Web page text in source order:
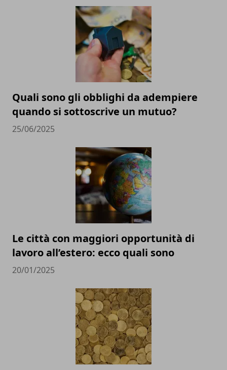
Quali sono gli obblighi da adempiere
quando si sottoscrive un mutuo?
25/06/2025
Le città con maggiori opportunità di
lavoro all’estero: ecco quali sono
20/01/2025